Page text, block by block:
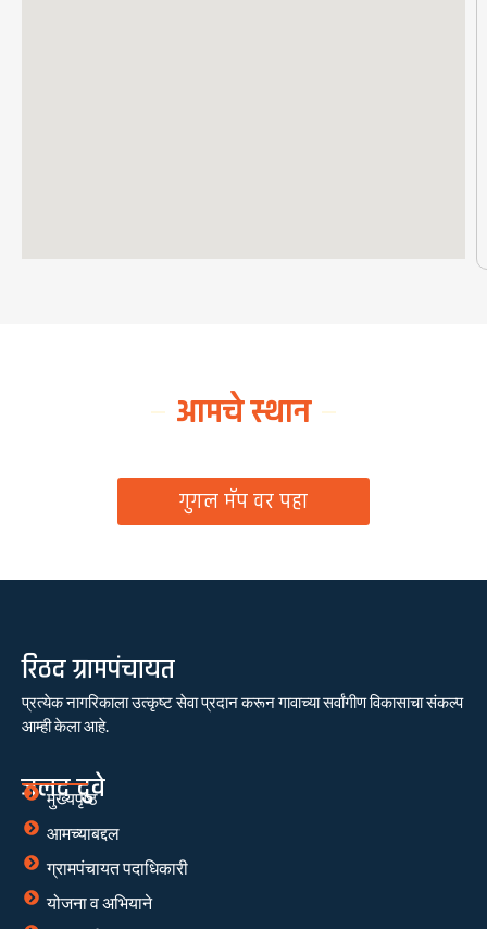
आमचे स्थान
गुगल मॅप वर पहा
रिठद ग्रामपंचायत
प्रत्येक नागरिकाला उत्कृष्ट सेवा प्रदान करून गावाच्या सर्वांगीण विकासाचा संकल्प
आम्ही केला आहे.
जलद दुवे
मुख्यपृष्ठ
आमच्याबद्दल
ग्रामपंचायत पदाधिकारी
योजना व अभियाने